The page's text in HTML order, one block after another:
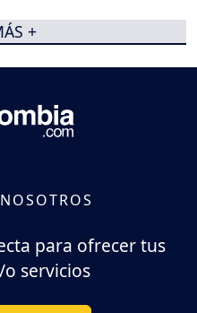
+
para ofrecer tus
servicios